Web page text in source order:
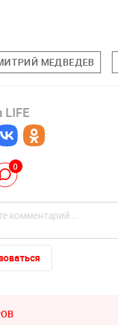
МЕДВЕДЕВ
LIFE
0